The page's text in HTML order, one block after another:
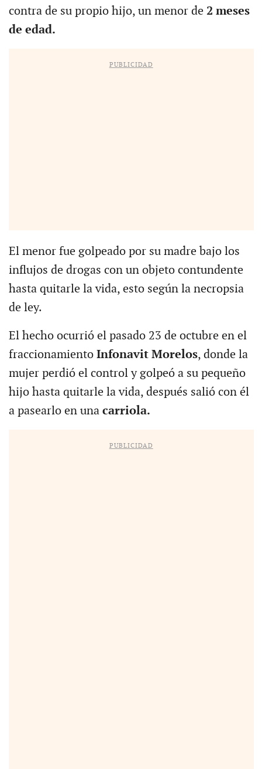
contra de su propio hijo, un menor de2 meses
de edad.
PUBLICIDAD
El menor fue golpeado por su madre bajo los
influjos de drogas con un objeto contundente
hasta quitarle la vida, esto según la necropsia
de ley.
El hecho ocurrió el pasado 23 de octubre en el
fraccionamiento Infonavit Morelos, donde la
mujer perdió el control y golpeó a su pequeño
hijo hasta quitarle la vida, después salió con él
a pasearlo en una carriola.
PUBLICIDAD